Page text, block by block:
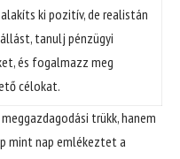
ki pozitív, de realistán
tanulj pénzügyi
és fogalmazz meg
célokat.
trükk, hanem
mint nap emlékeztet a